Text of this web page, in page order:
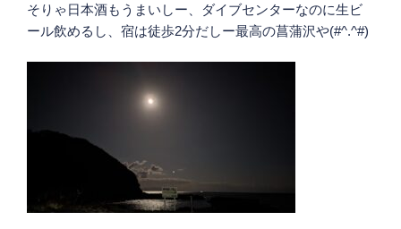
そりゃ日本酒もうまいしー、ダイブセンターなのに生ビ
ール飲めるし、宿は徒歩2分だしー最高の菖蒲沢や(#^.^#)